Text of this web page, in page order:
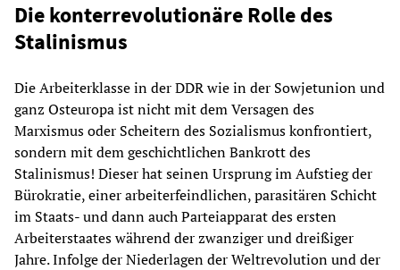
Die konterrevolutionäre Rolle des
Stalinismus
Die Arbeiterklasse in der DDR wie in der Sowjetunion und
ganz Osteuropa ist nicht mit dem Versagen des
Marxismus oder Scheitern des Sozialismus konfrontiert,
sondern mit dem geschichtlichen Bankrott des
Stalinismus! Dieser hat seinen Ursprung im Aufstieg der
Bürokratie, einer arbeiterfeindlichen, parasitären Schicht
im Staats- und dann auch Parteiapparat des ersten
Arbeiterstaates während der zwanziger und dreißiger
Jahre. Infolge der Niederlagen der Weltrevolution und der